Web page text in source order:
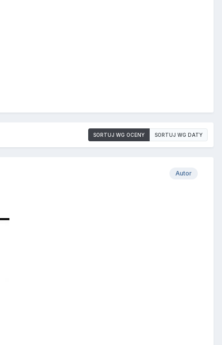
SORTUJ WG OCENY SORTUJ WG DATY
Autor